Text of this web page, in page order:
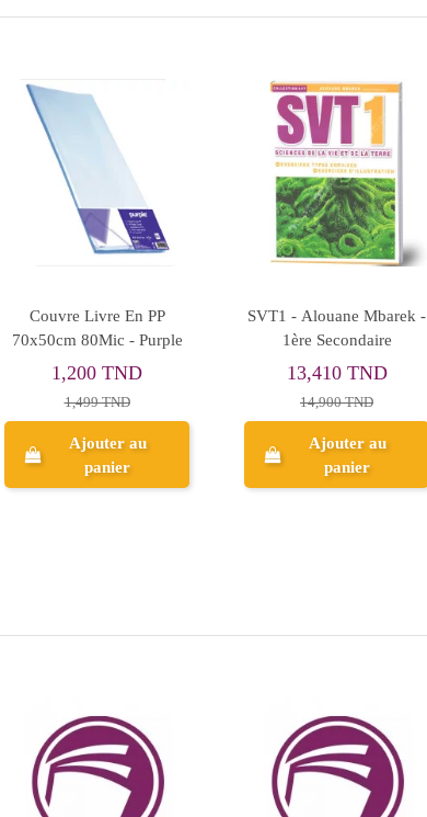
Colle Papeterie Standard,
60 ml - ErichKrause
3,123 TND
3,903 TND
Ajouter au
panier
Kit Géométrie 4pcs Maped
15cm - Réf.242815
2,961 TND
3,701 TND
Ajouter au
panier